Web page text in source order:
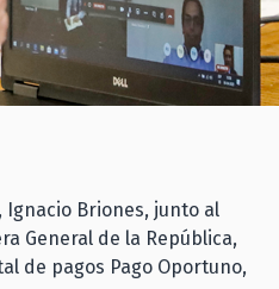
Ignacio Briones, junto al
General de la República,
de pagos Pago Oportuno,